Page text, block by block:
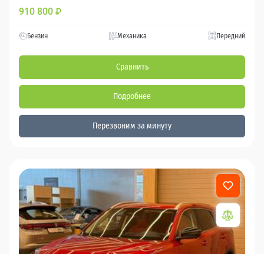
910 800 ₽
Бензин Механика Передний
Сравнить
Подробнее
Перезвоним за минуту